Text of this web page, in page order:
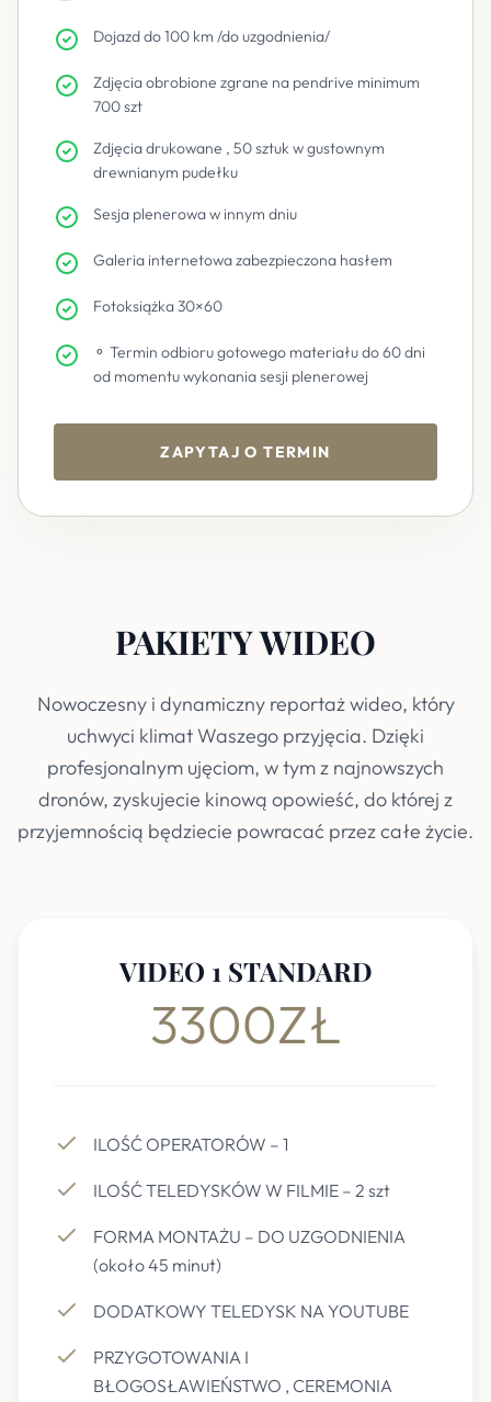
Dojazd do 100 km /do uzgodnienia/
Zdjęcia obrobione zgrane na pendrive minimum
700 szt
Zdjęcia drukowane , 50 sztuk w gustownym
drewnianym pudełku
Sesja plenerowa w innym dniu
Galeria internetowa zabezpieczona hasłem
Fotoksiążka 30×60
⚬ Termin odbioru gotowego materiału do 60 dni
od momentu wykonania sesji plenerowej
ZAPYTAJ O TERMIN
PAKIETY WIDEO
Nowoczesny i dynamiczny reportaż wideo, który
uchwyci klimat Waszego przyjęcia. Dzięki
profesjonalnym ujęciom, w tym z najnowszych
dronów, zyskujecie kinową opowieść, do której z
przyjemnością będziecie powracać przez całe życie.
VIDEO 1 STANDARD
3300ZŁ
ILOŚĆ OPERATORÓW – 1
ILOŚĆ TELEDYSKÓW W FILMIE – 2 szt
FORMA MONTAŻU – DO UZGODNIENIA
(około 45 minut)
DODATKOWY TELEDYSK NA YOUTUBE
PRZYGOTOWANIA I
BŁOGOSŁAWIEŃSTWO , CEREMONIA